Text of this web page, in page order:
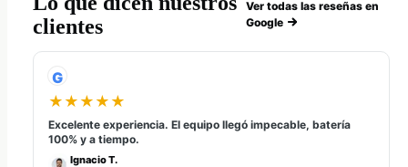
clientes
Ver todas las reseñas en
Google
G
★★★★★
Excelente experiencia. El equipo llegó impecable, batería
100% y a tiempo.
Ignacio T.